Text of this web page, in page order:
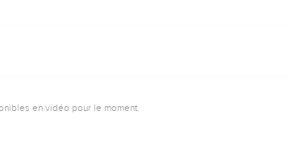
en vidéo pour le moment.